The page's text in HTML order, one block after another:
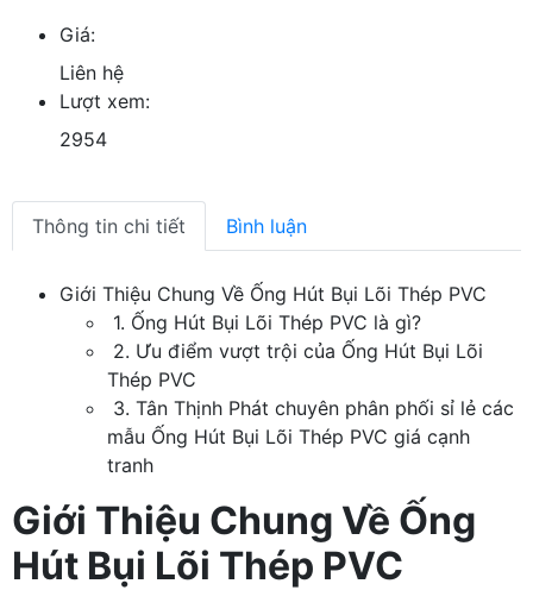
Giá:
Liên hệ
Lượt xem:
2954
Thông tin chi tiết Bình luận
Giới Thiệu Chung Về Ống Hút Bụi Lõi Thép PVC
1. Ống Hút Bụi Lõi Thép PVC là gì?
2. Ưu điểm vượt trội của Ống Hút Bụi Lõi
Thép PVC
3. Tân Thịnh Phát chuyên phân phối sỉ lẻ các
mẫu Ống Hút Bụi Lõi Thép PVC giá cạnh
tranh
Giới Thiệu Chung Về Ống
Hút Bụi Lõi Thép PVC